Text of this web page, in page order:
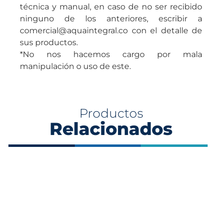
técnica y manual, en caso de no ser recibido
ninguno de los anteriores, escribir a
comercial@aquaintegral.co con el detalle de
sus productos.
*No nos hacemos cargo por mala
manipulación o uso de este.
Productos
Relacionados